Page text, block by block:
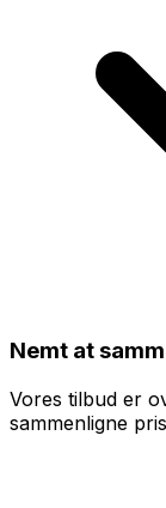
Nemt at
Vores tilbud er
sammenligne